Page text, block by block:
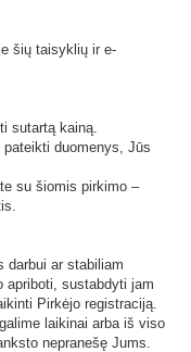
šių taisyklių ir e-
sutartą kainą.
duomenys, Jūs
su šiomis pirkimo –
darbui ar stabiliam
apriboti, sustabdyti jam
Pirkėjo registraciją.
laikinai arba iš viso
nepranešę Jums.